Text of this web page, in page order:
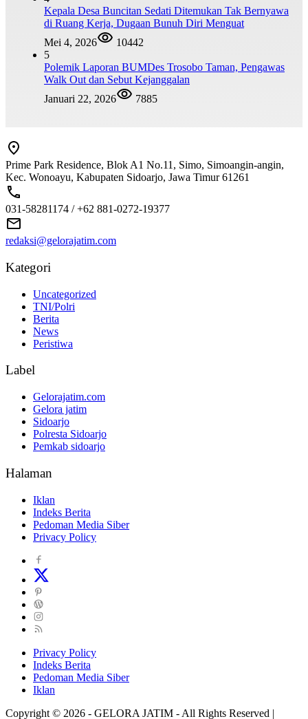
Kepala Desa Buncitan Sedati Ditemukan Tak Bernyawa
di Ruang Kerja, Dugaan Bunuh Diri Menguat
Mei 4, 2026
10442
5
Polemik Laporan BUMDes Trosobo Taman, Pengawas
Walk Out dan Sebut Kejanggalan
Januari 22, 2026
7885
Prime Park Residence, Blok A1 No.11, Simo, Simoangin-angin,
Kec. Wonoayu, Kabupaten Sidoarjo, Jawa Timur 61261
031-58281174 / +62 881-0272-19377
redaksi@gelorajatim.com
Kategori
Uncategorized
TNI/Polri
Berita
News
Peristiwa
Label
Gelorajatim.com
Gelora jatim
Sidoarjo
Polresta Sidoarjo
Pemkab sidoarjo
Halaman
Iklan
Indeks Berita
Pedoman Media Siber
Privacy Policy
Privacy Policy
Indeks Berita
Pedoman Media Siber
Iklan
Copyright © 2026 - GELORA JATIM - All Rights Reserved |